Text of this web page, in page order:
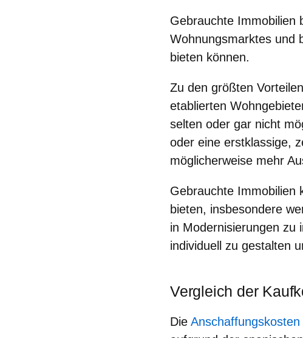
Gebrauchte Immobilien
Wohnungsmarktes und
bieten können.
Zu den größten
etablierten
selten oder gar nicht
oder eine erstklassige,
möglicherweise mehr
Gebrauchte Immobilien
bieten, insbesondere
in Modernisierungen zu
individuell zu gestalten
Vergleich der
Die